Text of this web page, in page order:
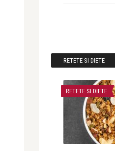
RETETE SI DIETE
RETETE SI DIETE